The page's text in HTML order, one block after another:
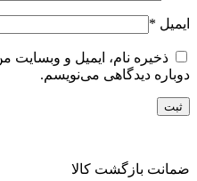
ایمیل *
ذخیره نام، ایمیل و وبسایت
دوباره دیدگاهی می‌نویسم.
ضمانت بازگشت کالا